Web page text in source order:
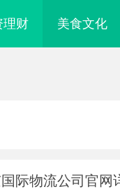
理财 美食文化
际物流公司官网